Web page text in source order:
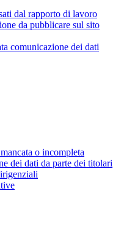
dal rapporto di lavoro
da pubblicare sul sito
comunicazione dei dati
o incompleta
dei dati da parte dei titolari